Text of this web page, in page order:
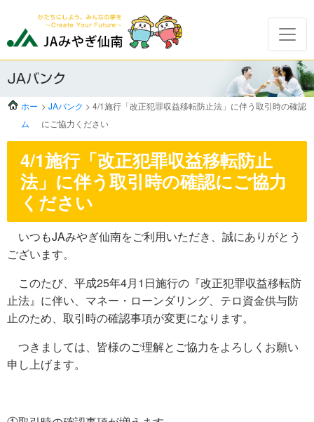
ホー
ム
> JAバンク > 4/1施行「改正犯罪収益移転防止法」に伴う取引時の確認
にご協力ください
4/1施行「改正犯罪収益移転防止
法」に伴う取引時の確認にご協力
ください
いつもJAみやぎ仙南をご利用いただき、誠にありがとう
ございます。
このたび、平成25年4月1日施行の『改正犯罪収益移転防
止法』に伴い、マネー・ローンダリング、テロ資金供与防
止のため、取引時の確認事項が変更になります。
つきましては、皆様のご理解とご協力をよろしくお願い
申し上げます。